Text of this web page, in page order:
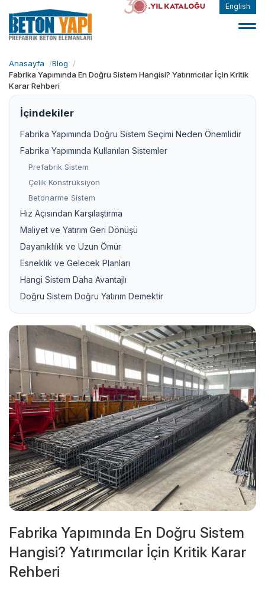
English
Anasayfa
Blog
Fabrika Yapımında En Doğru Sistem Hangisi? Yatırımcılar İçin Kritik
Karar Rehberi
İçindekiler
Fabrika Yapımında Doğru Sistem Seçimi Neden Önemlidir
Fabrika Yapımında Kullanılan Sistemler
Prefabrik Sistem
Çelik Konstrüksiyon
Betonarme Sistem
Hız Açısından Karşılaştırma
Maliyet ve Yatırım Geri Dönüşü
Dayanıklılık ve Uzun Ömür
Esneklik ve Gelecek Planları
Hangi Sistem Daha Avantajlı
Doğru Sistem Doğru Yatırım Demektir
Fabrika Yapımında En Doğru Sistem
Hangisi? Yatırımcılar İçin Kritik Karar
Rehberi